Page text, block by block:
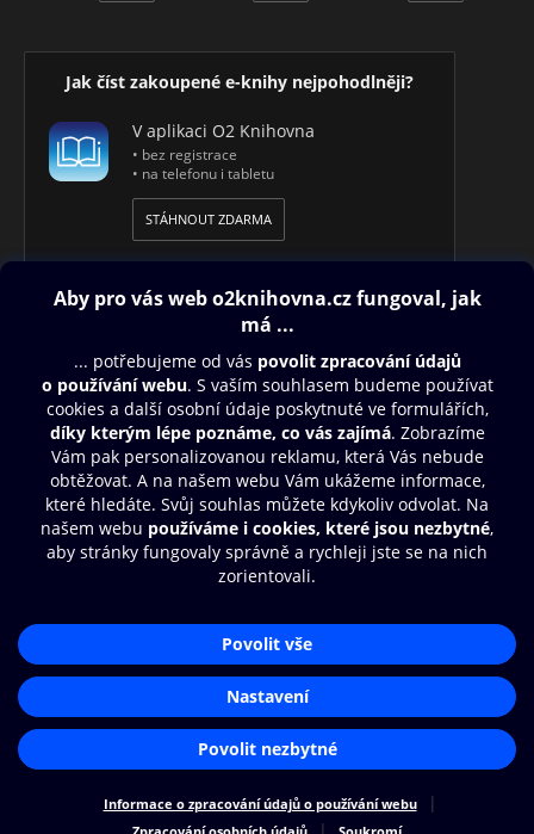
Jak číst zakoupené e-knihy nejpohodlněji?
V aplikaci O2 Knihovna
• bez registrace
• na telefonu i tabletu
STÁHNOUT ZDARMA
Obsah ke stažení
Moje O2 Knihovna
Další zábava
© O2 Czech Republic a.s.
Zásady zpracování osobních údajů
Nastavení cookies
Aplikace O2 Knihovna
Čti a poslouchej své e-knihy a
audioknihy rychleji a pohodlněji.